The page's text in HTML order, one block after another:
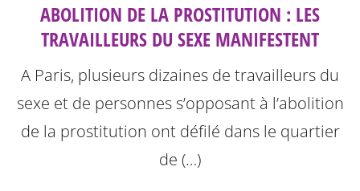
ABOLITION DE LA PROSTITUTION : LES
TRAVAILLEURS DU SEXE MANIFESTENT
A Paris, plusieurs dizaines de travailleurs du
sexe et de personnes s’opposant à l’abolition
de la prostitution ont défilé dans le quartier
de (…)